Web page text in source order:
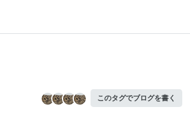
このタグでブログを書く